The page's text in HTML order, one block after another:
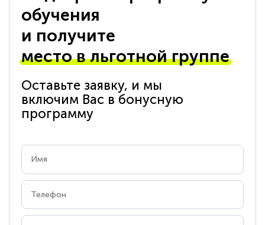
обучения
и получите
место в льготной группе
Оставьте заявку, и мы
включим Вас в бонусную
программу